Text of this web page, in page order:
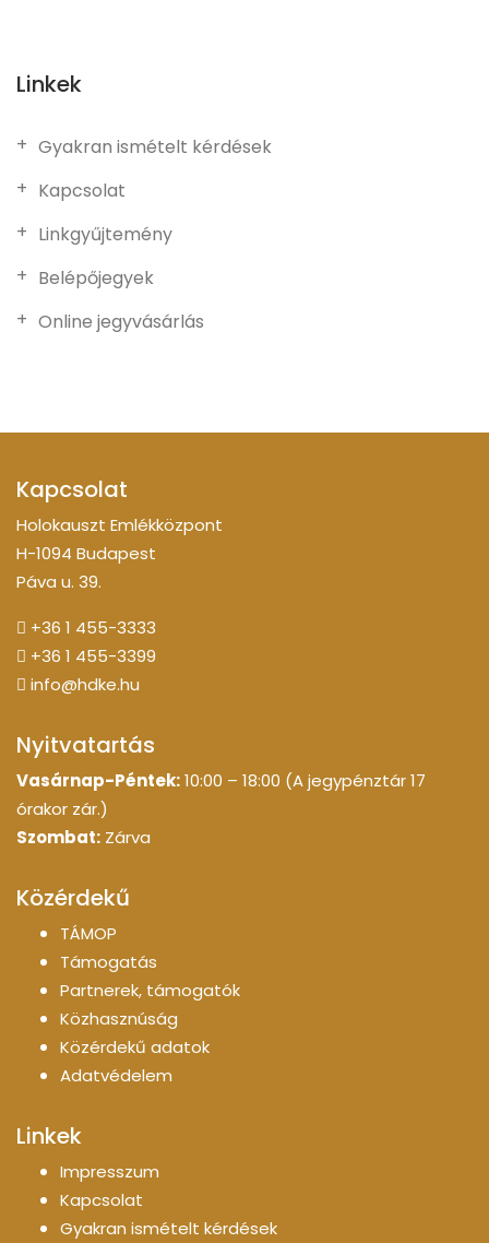
Linkek
Gyakran ismételt kérdések
Kapcsolat
Linkgyűjtemény
Belépőjegyek
Online jegyvásárlás
Kapcsolat
Holokauszt Emlékközpont
H-1094 Budapest
Páva u. 39.
+36 1 455-3333
+36 1 455-3399
info@hdke.hu
Nyitvatartás
Vasárnap-Péntek:10:00 – 18:00 (A jegypénztár 17
órakor zár.)
Szombat: Zárva
Közérdekű
TÁMOP
Támogatás
Partnerek, támogatók
Közhasznúság
Közérdekű adatok
Adatvédelem
Linkek
Impresszum
Kapcsolat
Gyakran ismételt kérdések